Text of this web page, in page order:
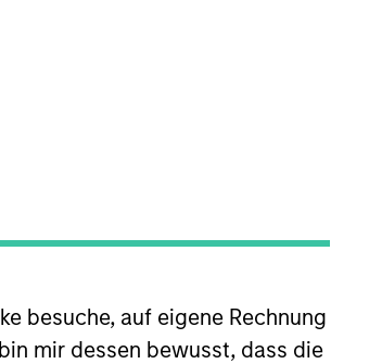
besuche, auf eigene Rechnung
mir dessen bewusst, dass die
where he